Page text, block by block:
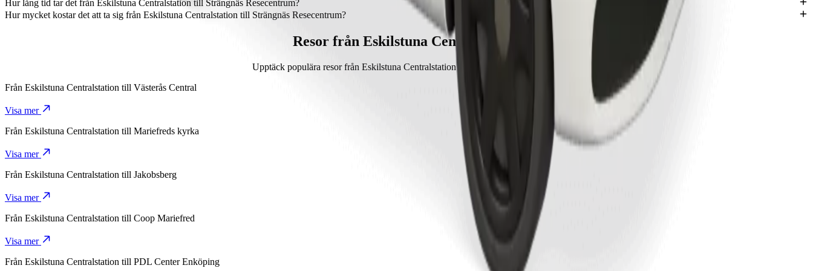
Strängnäs Resecentrum är ungefär 39,1 km från Eskilstuna Centralstation.
Hur lång tid tar det från Eskilstuna Centralstation till Strängnäs Resecentrum?
Det tar ungefär 31 min från Eskilstuna Centralstation till Strängnäs Resecentrum med Bolt.
Hur mycket kostar det att ta sig från Eskilstuna Centralstation till Strängnäs Resecentrum?
Resor från Eskilstuna Centralstation
Upptäck populära resor från Eskilstuna Centralstation till andra platser i Västerås.
Från Eskilstuna Centralstation till Västerås Central
Visa mer
Från Eskilstuna Centralstation till Mariefreds kyrka
Visa mer
Från Eskilstuna Centralstation till Jakobsberg
Visa mer
Från Eskilstuna Centralstation till Coop Mariefred
Visa mer
Från Eskilstuna Centralstation till PDL Center Enköping